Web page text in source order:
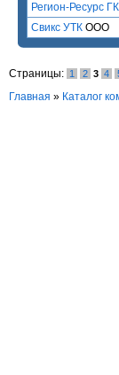
Регион-Ресурс ГК
Свикс УТК ООО
Страницы: 1 2 3 4
Главная » Каталог